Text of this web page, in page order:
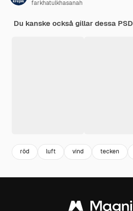
farkhatulkhasanah
Du kanske också gillar dessa PSD
röd luft vind tecken